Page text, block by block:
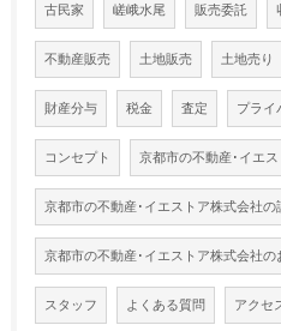
古民家 嵯峨水尾 販売委託
不動産販売 土地販売 土地売り
財産分与 税金 査定 プライ
コンセプト 京都市の不動産･イエ
京都市の不動産･イエストア株式会社の
京都市の不動産･イエストア株式会社の
スタッフ よくある質問 アクセ